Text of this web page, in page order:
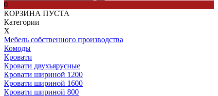
0
КОРЗИНА ПУСТА
Категории
Х
Мебель собственного производства
Комоды
Кровати
Кровати двухъярусные
Кровати шириной 1200
Кровати шириной 1600
Кровати шириной 800